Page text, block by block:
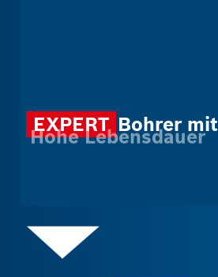
EXPERT Bohrer mit
Hohe Lebensdauer